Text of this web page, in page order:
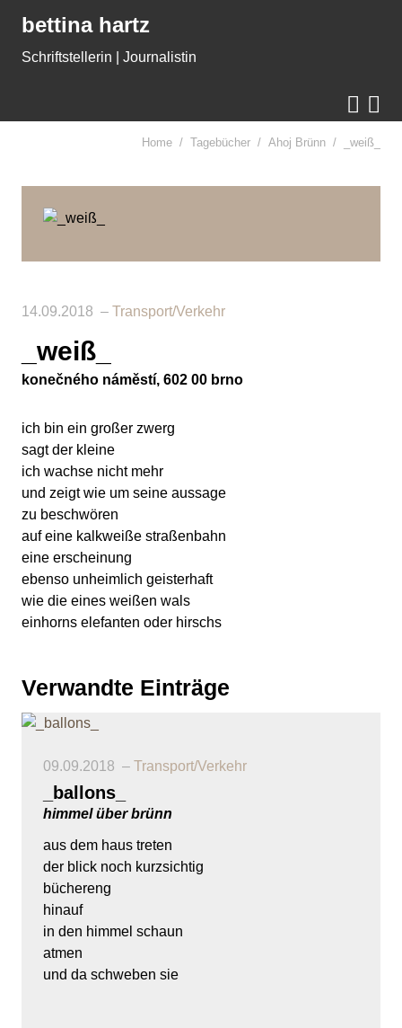
bettina hartz
Schriftstellerin | Journalistin
 
Home Tagebücher Ahoj Brünn _weiß_
14.09.2018 Transport/Verkehr
_weiß_
konečného náměstí, 602 00 brno
ich bin ein großer zwerg
sagt der kleine
ich wachse nicht mehr
und zeigt wie um seine aussage
zu beschwören
auf eine kalkweiße straßenbahn
eine erscheinung
ebenso unheimlich geisterhaft
wie die eines weißen wals
einhorns elefanten oder hirschs
Verwandte Einträge
09.09.2018 Transport/Verkehr
_ballons_
himmel über brünn
aus dem haus treten
der blick noch kurzsichtig
büchereng
hinauf
in den himmel schaun
atmen
und da schweben sie